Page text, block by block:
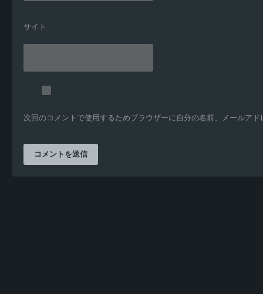
サイト
次回のコメントで使用するためブラウザーに自分の名前、メールア